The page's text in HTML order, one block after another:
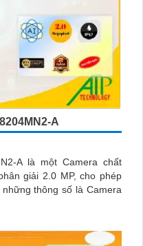
A
A là một Camera chất
giải 2.0 MP, cho phép